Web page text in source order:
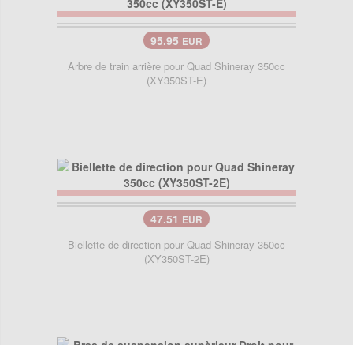
95.95 EUR
Arbre de train arrière pour Quad Shineray 350cc
(XY350ST-E)
47.51 EUR
Biellette de direction pour Quad Shineray 350cc
(XY350ST-2E)